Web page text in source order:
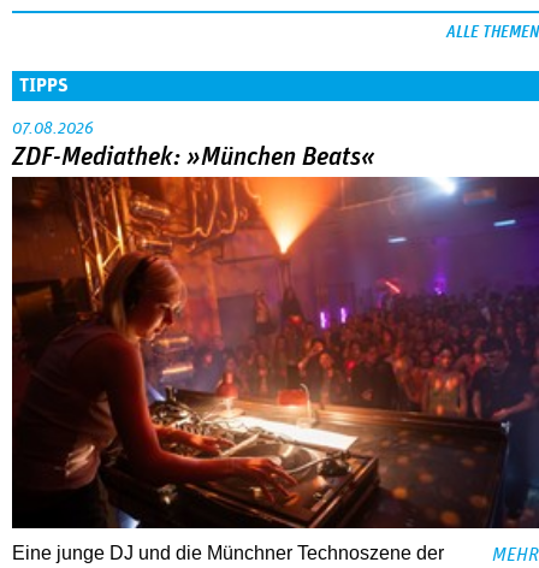
ALLE THEMEN
TIPPS
07.08.2026
ZDF-Mediathek: »München Beats«
Eine junge DJ und die Münchner Technoszene der
MEHR